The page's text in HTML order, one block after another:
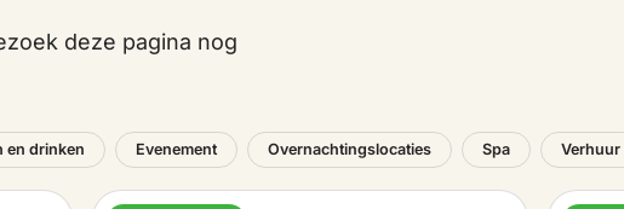
deze pagina nog
en drinken Evenement Overnachtingslocaties Spa Verhuur